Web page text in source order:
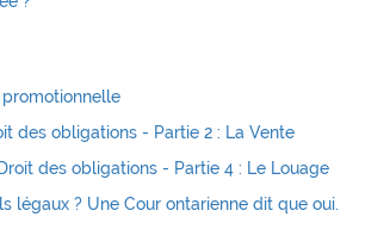
des obligations - Partie 2 : La Vente
des obligations - Partie 4 : Le Louage
légaux ? Une Cour ontarienne dit que oui.